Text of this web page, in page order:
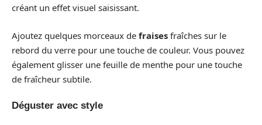
créant un effet visuel saisissant.
Ajoutez quelques morceaux de fraises fraîches sur le
rebord du verre pour une touche de couleur. Vous pouvez
également glisser une feuille de menthe pour une touche
de fraîcheur subtile.
Déguster avec style